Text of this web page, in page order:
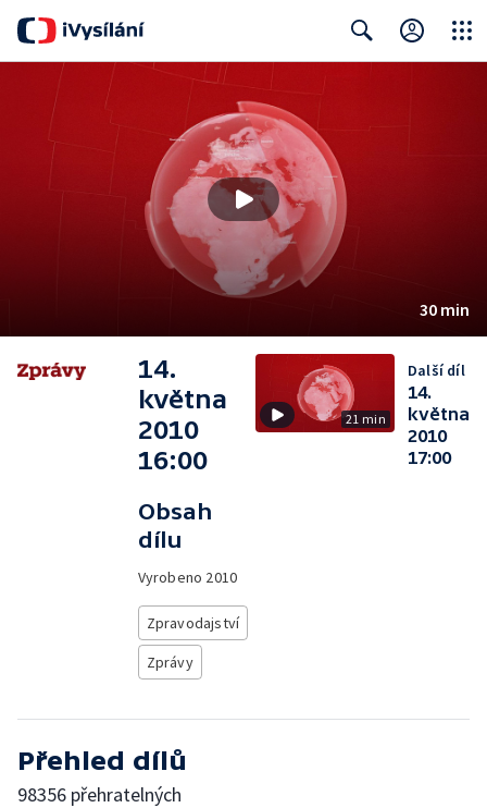
30 min
14.
května
2010
16:00
Obsah
dílu
Vyrobeno 2010
Zpravodajství
Zprávy
21 min
Další díl
14.
května
2010
17:00
Přehled dílů
98356 přehratelných